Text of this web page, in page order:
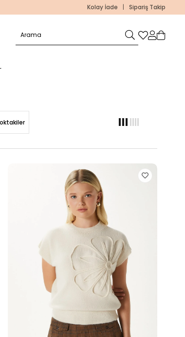
Kolay İade | Sipariş Takip